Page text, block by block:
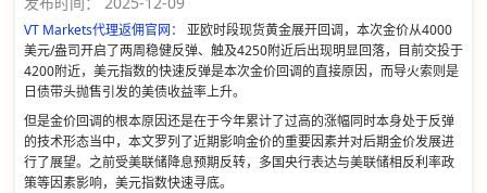
VT Markets代理返佣官网：
亚欧时段现货黄金展开回调，本次金价从4000
美元/盎司开启了两周稳健反弹、触及4250附近后出现明显回落，目前交投于
4200附近，美元指数的快速反弹是本次金价回调的直接原因，而导火索则是
日债带头抛售引发的美债收益率上升。
但是金价回调的根本原因还是在于今年累计了过高的涨幅同时本身处于反弹
的技术形态当中，本文罗列了近期影响金价的重要因素并对后期金价发展进
行了展望。之前受美联储降息预期反转，多国央行表达与美联储相反利率政
策等因素影响，美元指数快速寻底。